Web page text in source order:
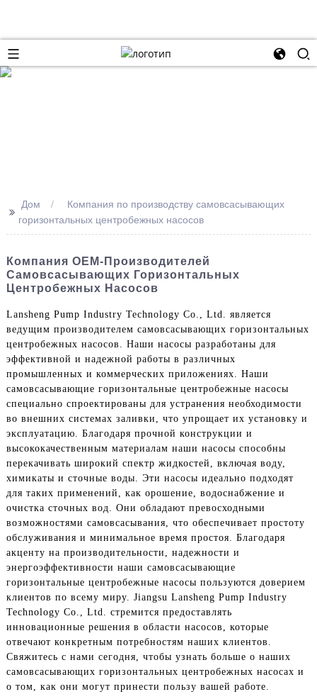
>> Дом
Компания по производству самовсасывающих
горизонтальных центробежных насосов
Компания OEM-Производителей
Самовсасывающих Горизонтальных
Центробежных Насосов
Lansheng Pump Industry Technology Co., Ltd. является
ведущим производителем самовсасывающих горизонтальных
центробежных насосов. Наши насосы разработаны для
эффективной и надежной работы в различных
промышленных и коммерческих приложениях. Наши
самовсасывающие горизонтальные центробежные насосы
специально спроектированы для устранения необходимости
во внешних системах заливки, что упрощает их установку и
эксплуатацию. Благодаря прочной конструкции и
высококачественным материалам наши насосы способны
перекачивать широкий спектр жидкостей, включая воду,
химикаты и сточные воды. Эти насосы идеально подходят
для таких применений, как орошение, водоснабжение и
очистка сточных вод. Они обладают превосходными
возможностями самовсасывания, что обеспечивает простоту
обслуживания и минимальное время простоя. Благодаря
акценту на производительности, надежности и
энергоэффективности наши самовсасывающие
горизонтальные центробежные насосы пользуются доверием
клиентов по всему миру. Jiangsu Lansheng Pump Industry
Technology Co., Ltd. стремится предоставлять
инновационные решения в области насосов, которые
отвечают конкретным потребностям наших клиентов.
Свяжитесь с нами сегодня, чтобы узнать больше о наших
самовсасывающих горизонтальных центробежных насосах и
о том, как они могут принести пользу вашей работе.